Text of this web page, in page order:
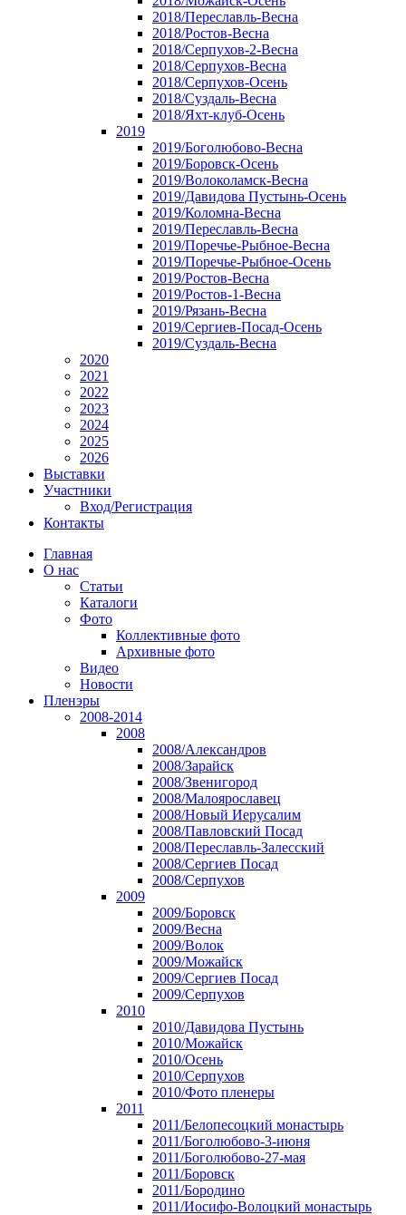
2018/Переславль-Весна
2018/Ростов-Весна
2018/Серпухов-2-Весна
2018/Серпухов-Весна
2018/Серпухов-Осень
2018/Суздаль-Весна
2018/Яхт-клуб-Осень
2019
2019/Боголюбово-Весна
2019/Боровск-Осень
2019/Волоколамск-Весна
2019/Давидова Пустынь-Осень
2019/Коломна-Весна
2019/Переславль-Весна
2019/Поречье-Рыбное-Весна
2019/Поречье-Рыбное-Осень
2019/Ростов-Весна
2019/Ростов-1-Весна
2019/Рязань-Весна
2019/Сергиев-Посад-Осень
2019/Суздаль-Весна
2020
2021
2022
2023
2024
2025
2026
Выставки
Участники
Вход/Регистрация
Контакты
Главная
О нас
Статьи
Каталоги
Фото
Коллективные фото
Архивные фото
Видео
Новости
Пленэры
2008-2014
2008
2008/Александров
2008/Зарайск
2008/Звенигород
2008/Малоярославец
2008/Новый Иерусалим
2008/Павловский Посад
2008/Переславль-Залесский
2008/Сергиев Посад
2008/Серпухов
2009
2009/Боровск
2009/Весна
2009/Волок
2009/Можайск
2009/Сергиев Посад
2009/Серпухов
2010
2010/Давидова Пустынь
2010/Можайск
2010/Осень
2010/Серпухов
2010/Фото пленеры
2011
2011/Белопесоцкий монастырь
2011/Боголюбово-3-июня
2011/Боголюбово-27-мая
2011/Боровск
2011/Бородино
2011/Иосифо-Волоцкий монастырь